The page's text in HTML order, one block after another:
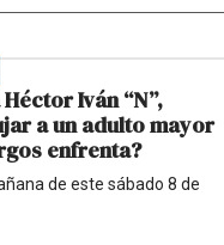
Iván “N”,
a un adulto mayor
enfrenta?
de este sábado 8 de